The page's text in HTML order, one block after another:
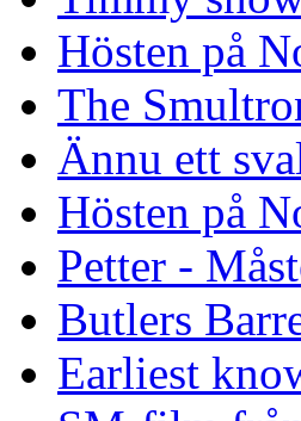
Hösten på
The
Ännu ett
Hösten på
Petter -
Butlers
Earliest